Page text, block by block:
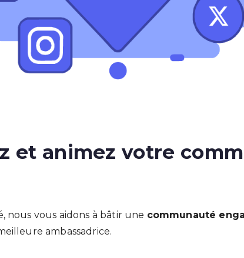
et animez votre
nous vous aidons à bâtir une communauté
ambassadrice.